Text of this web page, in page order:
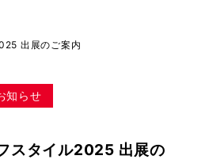
出展のご案内
知らせ
スタイル2025 出展の